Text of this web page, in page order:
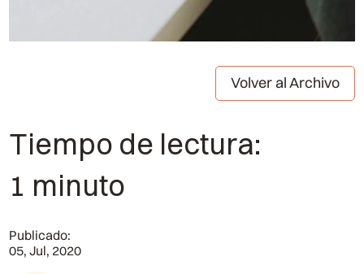
Volver al Archivo
Tiempo de lectura:
1 minuto
Publicado:
05, Jul, 2020